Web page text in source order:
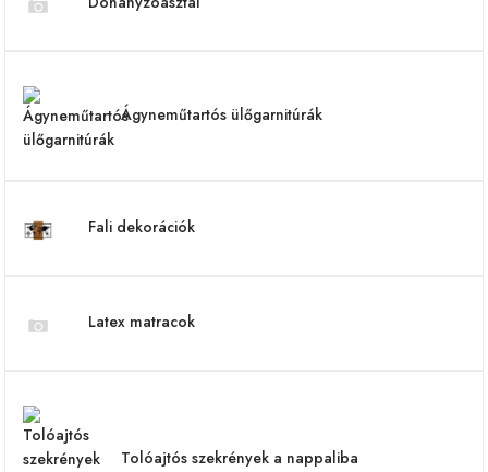
Ágyneműtartós ülőgarnitúrák
Fali dekorációk
Latex matracok
Tolóajtós szekrények a nappaliba